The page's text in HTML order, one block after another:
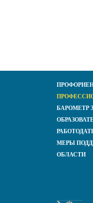
БАРОМЕТР
МЕРЫ
ОБЛАСТИ